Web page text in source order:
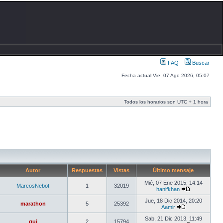
FAQ Buscar
Fecha actual Vie, 07 Ago 2026, 05:07
Todos los horarios son UTC + 1 hora
Autor Respuestas Vistas Último mensaje
MarcosNebot 1 32019
Mié, 07 Ene 2015, 14:14
hanifkhan
marathon 5 25392
Jue, 18 Dic 2014, 20:20
Aamir
gui 2 15794
Sab, 21 Dic 2013, 11:49